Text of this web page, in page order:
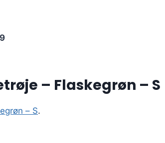
– Flaskegrøn – S
– S.